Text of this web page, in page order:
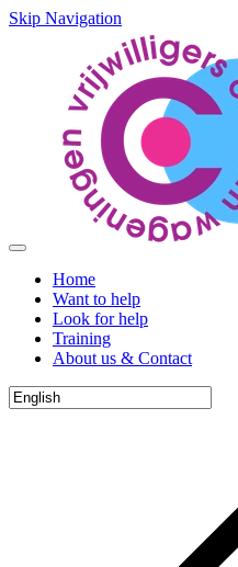
Skip Navigation
Home
Want to help
Look for help
Training
About us & Contact